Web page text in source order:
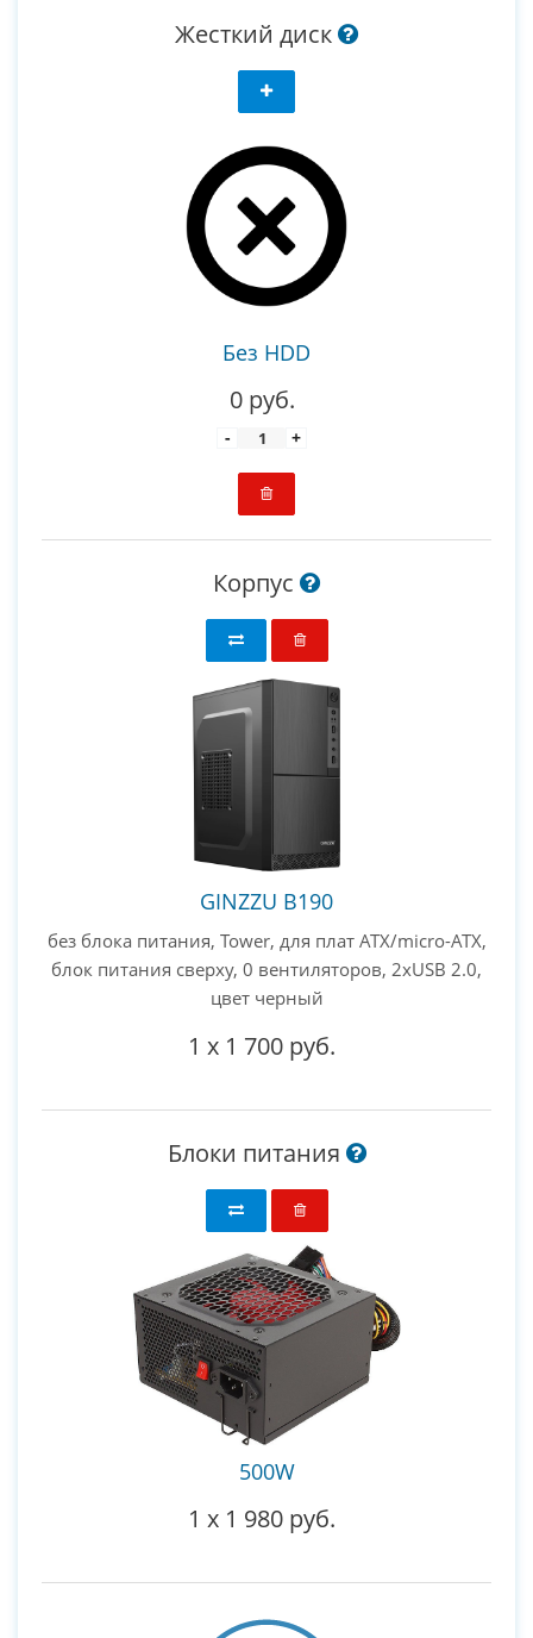
Жесткий диск
Без HDD
0 руб.
- +
Корпус
GINZZU B190
без блока питания, Tower, для плат ATX/micro-ATX,
блок питания сверху, 0 вентиляторов, 2xUSB 2.0,
цвет черный
1 x 1 700 руб.
Блоки питания
500W
1 x 1 980 руб.